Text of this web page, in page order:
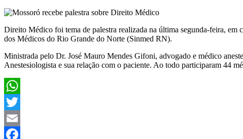
Direito Médico foi tema de palestra realizada na última segunda-feira,
dos Médicos do Rio Grande do Norte (Sinmed RN).
Ministrada pelo Dr. José Mauro Mendes Gifoni, advogado e médico
Anestesiologista e sua relação com o paciente. Ao todo participaram 44
WhatsApp
Twitter
Email